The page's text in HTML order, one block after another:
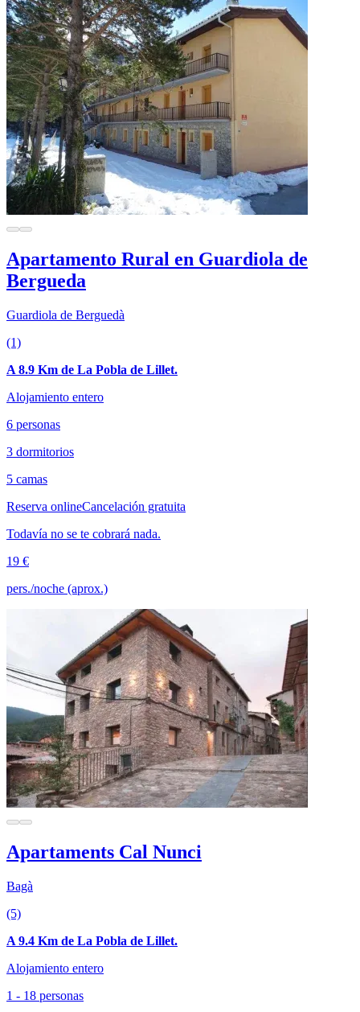
Apartamento Rural en Guardiola de
Bergueda
Guardiola de Berguedà
(1)
A 8.9 Km de La Pobla de Lillet.
Alojamiento entero
6 personas
3 dormitorios
5 camas
Reserva onlineCancelación gratuita
Todavía no se te cobrará nada.
19 €
pers./noche (aprox.)
Apartaments Cal Nunci
Bagà
(5)
A 9.4 Km de La Pobla de Lillet.
Alojamiento entero
1 - 18 personas